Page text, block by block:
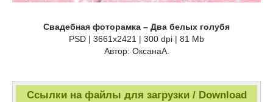
Свадебная фоторамка – Два белых голубя
PSD | 3661х2421 | 300 dpi | 81 Mb
Автор: ОксанаА.
Ссылки на файлы для загрузки / Download